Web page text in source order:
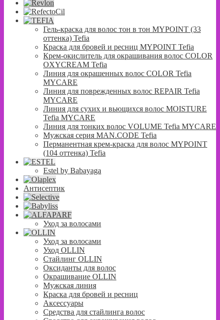
Гель-краска для волос тон в тон MYPOINT (33
оттенка) Tefia
Краска для бровей и ресниц MYPOINT Tefia
Крем-окислитель для окрашивания волос COLOR
OXYCREAM Tefia
Линия для окрашенных волос COLOR Tefia
MYCARE
Линия для поврежденных волос REPAIR Tefia
MYCARE
Линия для сухих и вьющихся волос MOISTURE
Tefia MYCARE
Линия для тонких волос VOLUME Tefia MYCARE
Мужская серия MAN.CODE Tefia
Перманентная крем-краска для волос MYPOINT
(104 оттенка) Tefia
Estel by Babayaga
Антисептик
Уход за волосами
Уход за волосами
Уход OLLIN
Стайлинг OLLIN
Оксиданты для волос
Окрашивание OLLIN
Мужская линия
Краска для бровей и ресниц
Аксессуары
Средства для стайлинга волос